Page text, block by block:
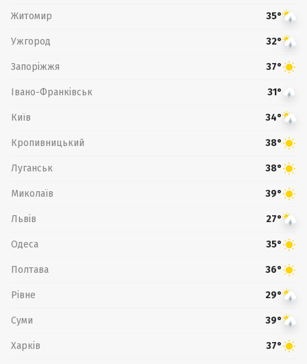
Житомир 35°
Ужгород 32°
Запоріжжя 37°
Івано-Франківськ 31°
Київ 34°
Кропивницький 38°
Луганськ 38°
Миколаїв 39°
Львів 27°
Одеса 35°
Полтава 36°
Рівне 29°
Суми 39°
Харків 37°